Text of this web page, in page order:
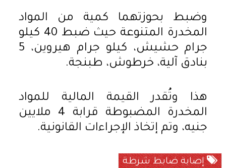
وضبط بحوزتهما كمية من المواد
المخدرة المتنوعة حيث ضبط 40 كيلو
جرام حشيش، كيلو جرام هيروين، 5
بنادق آلية، خرطوش، طبنجة.
هذا وتُقدر القيمة المالية للمواد
المخدرة المضبوطة قرابة 4 ملايين
جنيه، وتم إتخاذ الإجراءات القانونية.
إصابة ضابط شرطة